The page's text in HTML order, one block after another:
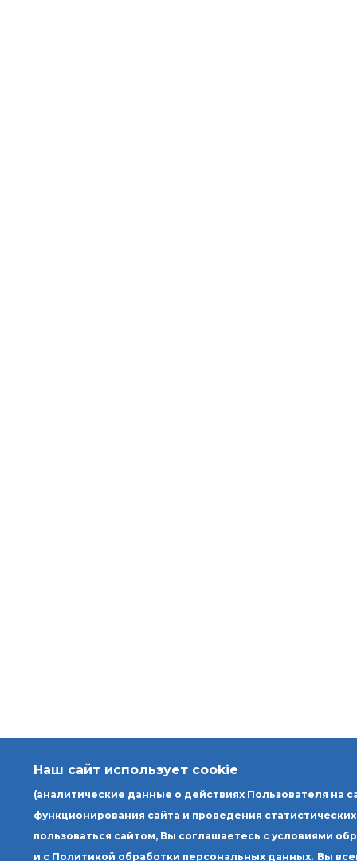
Наш сайт использует cookie
(аналитические данные о действиях Пользователя на
функционирования сайта и проведения
пользоваться сайтом, Вы соглашаетесь с условиями
и с Политикой обработки персональных данных. Вы